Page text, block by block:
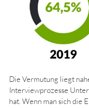
Die Vermutung liegt
Interviewprozesse
hat. Wenn man sich die